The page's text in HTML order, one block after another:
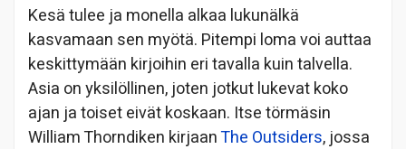
Kesä tulee ja monella alkaa lukunälkä
kasvamaan sen myötä. Pitempi loma voi auttaa
keskittymään kirjoihin eri tavalla kuin talvella.
Asia on yksilöllinen, joten jotkut lukevat koko
ajan ja toiset eivät koskaan. Itse törmäsin
William Thorndiken kirjaanThe Outsiders, jossa